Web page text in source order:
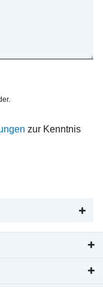
zur Kenntnis